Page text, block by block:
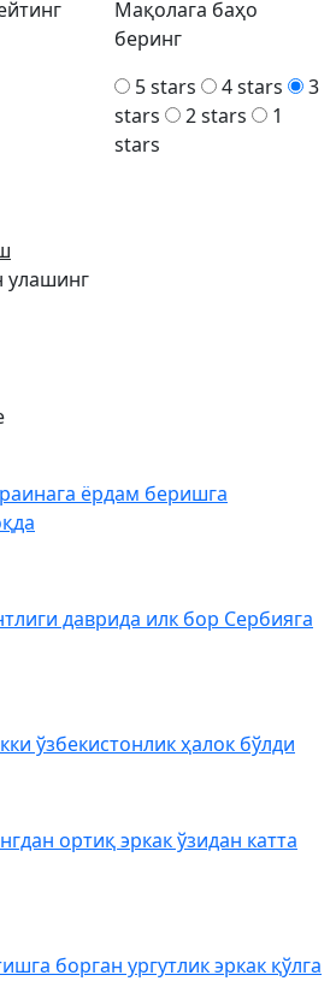
Мақолага баҳо
беринг
5 stars
4 stars
3
stars
2 stars
1
stars
улашинг
ёрдам беришга
даврида илк бор Сербияга
ўзбекистонлик ҳалок бўлди
ортиқ эркак ўзидан катта
борган ургутлик эркак қўлга